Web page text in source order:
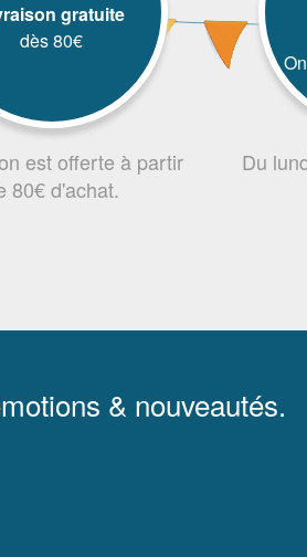
gratuite
dès 80€
est offerte à partir
80€ d'achat.
Du
& nouveautés.